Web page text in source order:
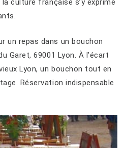
culture française s’y exprime
un repas dans un bouchon
Garet, 69001 Lyon. À l’écart
Lyon, un bouchon tout en
Réservation indispensable